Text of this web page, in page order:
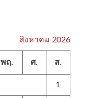
สิงหาคม 2026
พฤ. ศ. ส.
1